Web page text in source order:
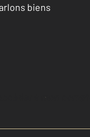
biens
Accéder à mon compte